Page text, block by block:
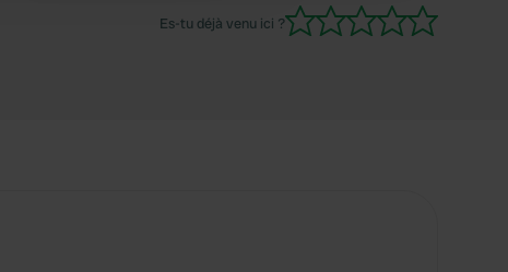
contents de ce genre d'endroits. Merci pour la
Es-tu déjà venu ici ?